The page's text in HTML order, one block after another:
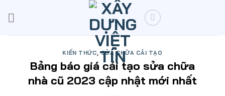
KIẾN THỨC,SỬA CHỮA CẢI TẠO
Bảng báo giá cải tạo sửa chữa
nhà cũ 2023 cập nhật mới nhất